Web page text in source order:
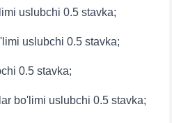
uslubchi 0.5 stavka;
uslubchi 0.5 stavka;
0.5 stavka;
bo'limi uslubchi 0.5 stavka;